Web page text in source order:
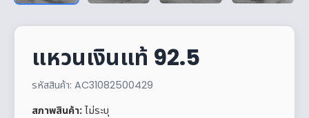
แหวนเงินแท้ 92.5
รหัสสินค้า: AC31082500429
สภาพสินค้า: ไม่ระบุ